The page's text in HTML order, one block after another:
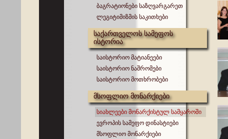
ბაგრატიონები საზღვარგარეთ
ლეგიტიმიზმის საკითხები
საქართველოს სამეფოს
ისტორია
საისტორიო მატიანეები
საისტორიო ნაშრომები
საისტორიო მოთხრობები
მსოფლიო მონარქიები
სიახლეები მონარქისტულ სამყაროში
ევროპის სამეფო დინასტიები
მსოფლიო მონარქიები